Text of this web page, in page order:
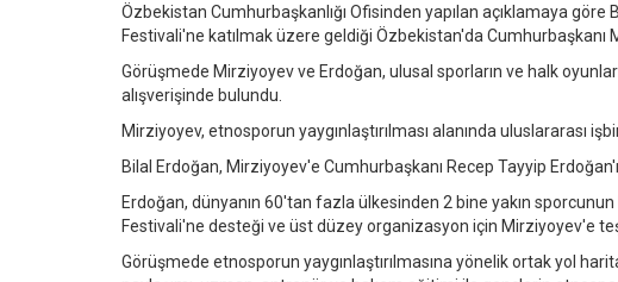
Özbekistan Cumhurbaşkanlığı Ofisinden yapılan açıklamaya
Festivali'ne katılmak üzere geldiği Özbekistan'da Cumhurbaşkanı
Görüşmede Mirziyoyev ve Erdoğan, ulusal sporların ve halk
alışverişinde bulundu.
Mirziyoyev, etnosporun yaygınlaştırılması alanında uluslararası
Bilal Erdoğan, Mirziyoyev'e Cumhurbaşkanı Recep Tayyip
Erdoğan, dünyanın 60'tan fazla ülkesinden 2 bine yakın
Festivali'ne desteği ve üst düzey organizasyon için Mirziyoyev'e
Görüşmede etnosporun yaygınlaştırılmasına yönelik ortak yol